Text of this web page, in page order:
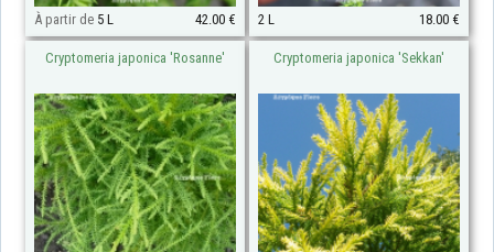
À partir de 5 L 42.00 € 2 L 18.00 €
Cryptomeria japonica 'Rosanne' Cryptomeria japonica 'Sekkan'